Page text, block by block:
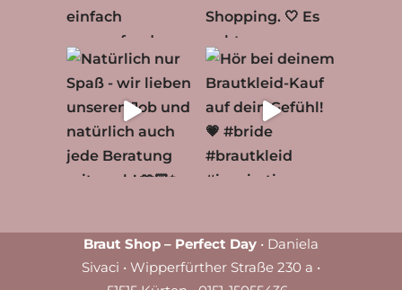
Braut Shop – Perfect Day • Daniela
Sivaci • Wipperfürther Straße 230 a •